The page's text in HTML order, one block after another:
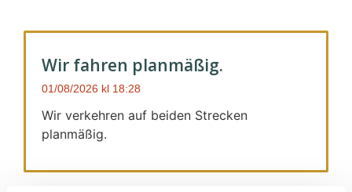
Wir fahren planmäßig.
01/08/2026 18:28
Wir verkehren auf beiden Strecken
planmäßig.